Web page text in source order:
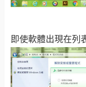
即使軟體出現在列